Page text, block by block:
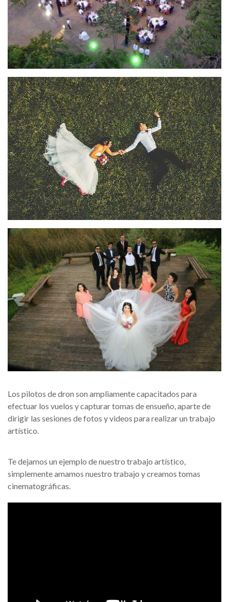
Los pilotos de dron son ampliamente capacitados para
efectuar los vuelos y capturar tomas de ensueño, aparte de
dirigir las sesiones de fotos y videos para realizar un trabajo
artístico.
Te dejamos un ejemplo de nuestro trabajo artístico,
simplemente amamos nuestro trabajo y creamos tomas
cinematográficas.